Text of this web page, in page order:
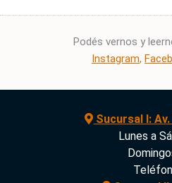
Podés vernos y
Instagram,
Sucursal I:
Lunes a